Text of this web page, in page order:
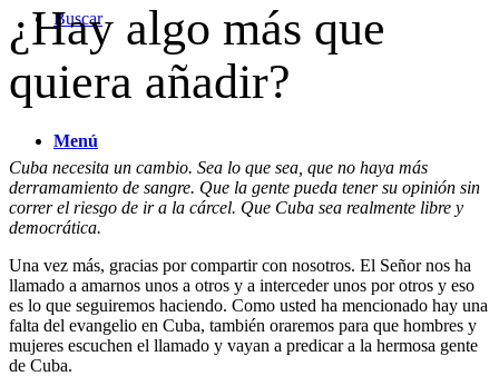
Buscar
Menú
¿Hay algo más que
quiera añadir?
Cuba necesita un cambio. Sea lo que sea, que no haya más
derramamiento de sangre. Que la gente pueda tener su opinión sin
correr el riesgo de ir a la cárcel. Que Cuba sea realmente libre y
democrática.
Una vez más, gracias por compartir con nosotros. El Señor nos ha
llamado a amarnos unos a otros y a interceder unos por otros y eso
es lo que seguiremos haciendo. Como usted ha mencionado hay una
falta del evangelio en Cuba, también oraremos para que hombres y
mujeres escuchen el llamado y vayan a predicar a la hermosa gente
de Cuba.